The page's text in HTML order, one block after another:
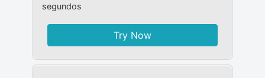
segundos
Try Now